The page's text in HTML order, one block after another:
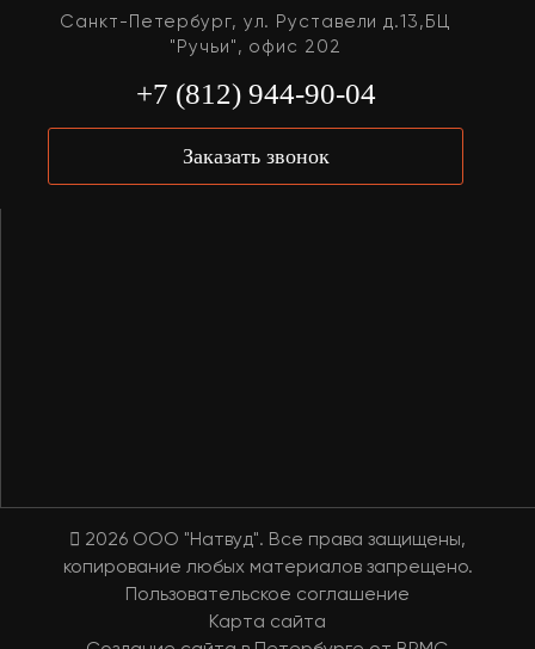
Санкт-Петербург, ул. Руставели д.13,БЦ
"Ручьи", офис 202
+7 (812) 944-90-04
Заказать звонок
2026 OOO "Натвуд". Все права защищены,
копирование любых материалов запрещено.
Пользовательское соглашение
Карта сайта